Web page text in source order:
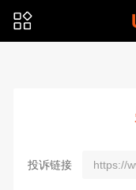
投诉链接